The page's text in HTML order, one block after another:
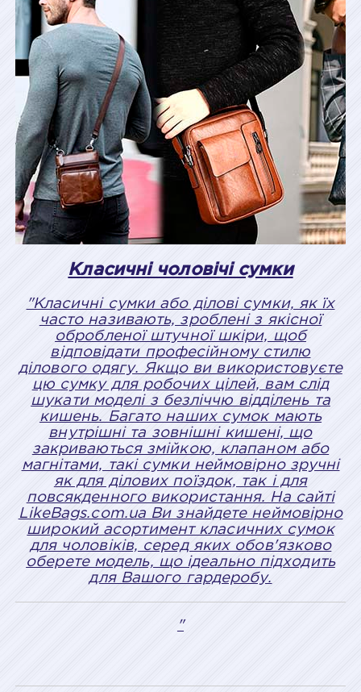
Класичні чоловічі сумки
"Класичні сумки або ділові сумки, як їх
часто називають, зроблені з якісної
обробленої штучної шкіри, щоб
відповідати професійному стилю
ділового одягу. Якщо ви використовуєте
цю сумку для робочих цілей, вам слід
шукати моделі з безліччю відділень та
кишень. Багато наших сумок мають
внутрішні та зовнішні кишені, що
закриваються змійкою, клапаном або
магнітами, такі сумки неймовірно зручні
як для ділових поїздок, так і для
повсякденного використання. На сайті
LikeBags.com.ua Ви знайдете неймовірно
широкий асортимент класичних сумок
для чоловіків, серед яких обов'язково
оберете модель, що ідеально підходить
для Вашого гардеробу.
"